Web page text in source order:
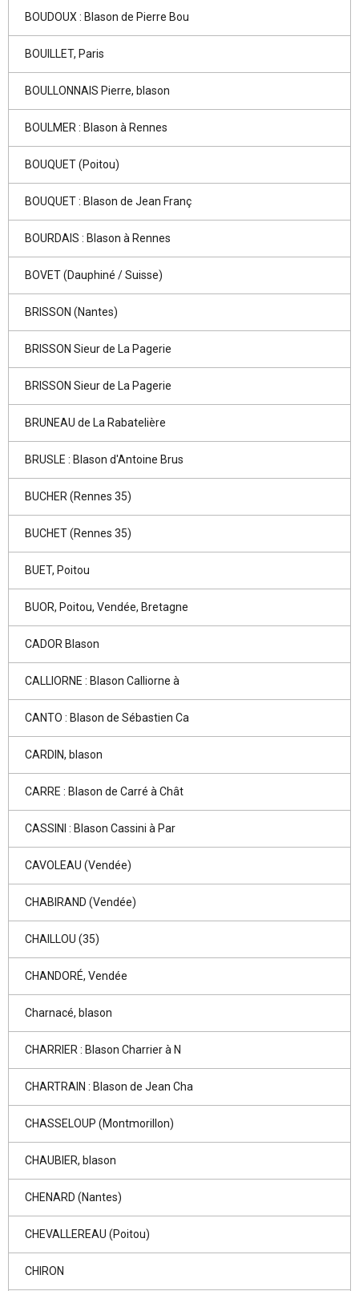
BOUDOUX : Blason de Pierre Bou
BOUILLET, Paris
BOULLONNAIS Pierre, blason
BOULMER : Blason à Rennes
BOUQUET (Poitou)
BOUQUET : Blason de Jean Franç
BOURDAIS : Blason à Rennes
BOVET (Dauphiné / Suisse)
BRISSON (Nantes)
BRISSON Sieur de La Pagerie
BRISSON Sieur de La Pagerie
BRUNEAU de La Rabatelière
BRUSLE : Blason d'Antoine Brus
BUCHER (Rennes 35)
BUCHET (Rennes 35)
BUET, Poitou
BUOR, Poitou, Vendée, Bretagne
CADOR Blason
CALLIORNE : Blason Calliorne à
CANTO : Blason de Sébastien Ca
CARDIN, blason
CARRE : Blason de Carré à Chât
CASSINI : Blason Cassini à Par
CAVOLEAU (Vendée)
CHABIRAND (Vendée)
CHAILLOU (35)
CHANDORÉ, Vendée
Charnacé, blason
CHARRIER : Blason Charrier à N
CHARTRAIN : Blason de Jean Cha
CHASSELOUP (Montmorillon)
CHAUBIER, blason
CHENARD (Nantes)
CHEVALLEREAU (Poitou)
CHIRON